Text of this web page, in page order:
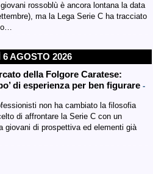
rossoblù è ancora lontana la data
ma la Lega Serie C ha tracciato
6 AGOSTO 2026
della Folgore Caratese:
di esperienza per ben figurare -
non ha cambiato la filosofia
di affrontare la Serie C con un
giovani di prospettiva ed elementi già